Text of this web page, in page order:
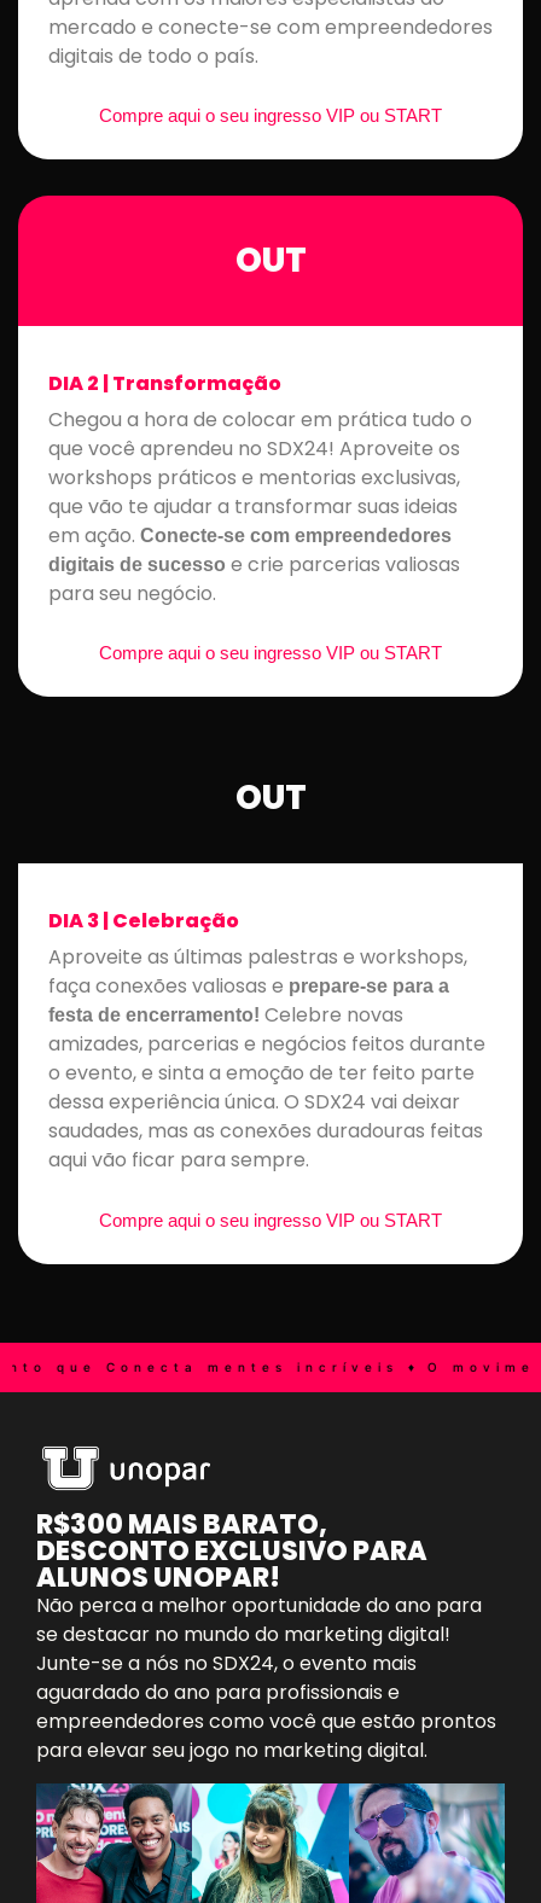
mercado e conecte-se com empreendedores
digitais de todo o país.
Compre aqui o seu ingresso VIP ou START
OUT
DIA 2 | Transformação
Chegou a hora de colocar em prática tudo o
que você aprendeu no SDX24! Aproveite os
workshops práticos e mentorias exclusivas,
que vão te ajudar a transformar suas ideias
em ação. Conecte-se com empreendedores
digitais de sucesso e crie parcerias valiosas
para seu negócio.
Compre aqui o seu ingresso VIP ou START
OUT
DIA 3 | Celebração
Aproveite as últimas palestras e workshops,
faça conexões valiosas e prepare-se para a
festa de encerramento! Celebre novas
amizades, parcerias e negócios feitos durante
o evento, e sinta a emoção de ter feito parte
dessa experiência única. O SDX24 vai deixar
saudades, mas as conexões duradouras feitas
aqui vão ficar para sempre.
Compre aqui o seu ingresso VIP ou START
Conecta mentes incríveis ♦ O movimento
R$300 MAIS BARATO,
DESCONTO EXCLUSIVO PARA
ALUNOS UNOPAR!
Não perca a melhor oportunidade do ano para
se destacar no mundo do marketing digital!
Junte-se a nós no SDX24, o evento mais
aguardado do ano para profissionais e
empreendedores como você que estão prontos
para elevar seu jogo no marketing digital.